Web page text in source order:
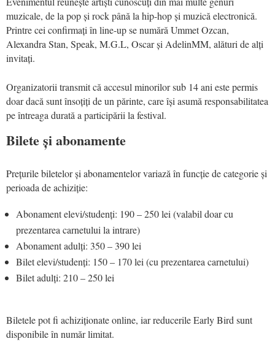
muzicale, de la pop și rock până la hip-hop și muzică electronică.
Printre cei confirmați în line-up se numără Ummet Ozcan,
Alexandra Stan, Speak, M.G.L, Oscar și AdelinMM, alături de alți
invitați.
Organizatorii transmit că accesul minorilor sub 14 ani este permis
doar dacă sunt însoțiți de un părinte, care își asumă responsabilitatea
pe întreaga durată a participării la festival.
Bilete și abonamente
Prețurile biletelor și abonamentelor variază în funcție de categorie și
perioada de achiziție:
Abonament elevi/studenți: 190 – 250 lei (valabil doar cu
prezentarea carnetului la intrare)
Abonament adulți: 350 – 390 lei
Bilet elevi/studenți: 150 – 170 lei (cu prezentarea carnetului)
Bilet adulți: 210 – 250 lei
Biletele pot fi achiziționate online, iar reducerile Early Bird sunt
disponibile în număr limitat.